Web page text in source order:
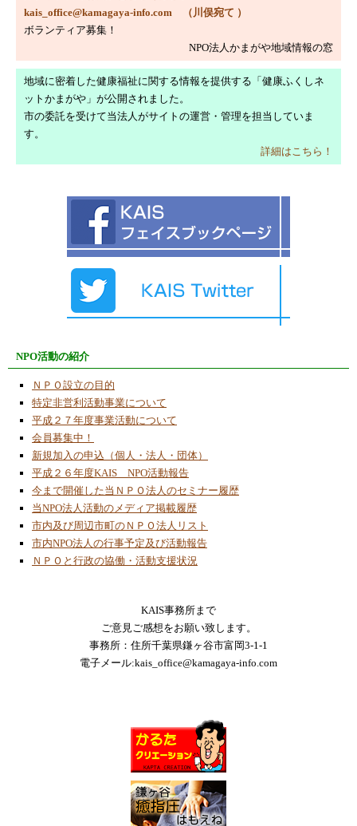
ＯＴＴＯロボット拡張機能搭載
令和５年度事業活動について
2023/6/10
令和４年度ＮＰＯ法人かまがや地域情報の窓
活動報告
令和４年度貸借対照表公告
今月のコラム「転入超過」
ＯＴＴＯヒューマノイドロボット他２台を掲
２０２３年度ロボット工作教室の受講者募
2023/4/3
ＯＴＴＯヒューマノイドロボット（拡張機能
版）
2023/3/3
読者投稿「地球温暖化対策及び環境問題
（その１）」
2023/3/3
補足資料「地球温暖化対策及び環境問題
（その２）」
2023/1/20
ＯＴＴＯロボットの組立製作と動作確認
フォバークラフト模型製作の進化過程を掲載
フォバークラフト模型製作進化の過程
テアリング４輪車ロボット」の無線操縦講座
２０２２年８月７日 中央公民館主催 青少
年育成講座「デジタル・ワークショップ」開
kais_office@kamagaya-info.com （川俣宛て ）
ボランティア募集！
NPO法人かまがや地域情報の窓
地域に密着した健康福祉に関する情報を提供する「健康ふくしネ
ットかまがや」が公開されました。
市の委託を受けて当法人がサイトの運営・管理を担当していま
す。
詳細はこちら！
NPO活動の紹介
ＮＰＯ設立の目的
特定非営利活動事業について
平成２７年度事業活動について
会員募集中！
新規加入の申込（個人・法人・団体）
平成２６年度KAIS NPO活動報告
今まで開催した当ＮＰＯ法人のセミナー履歴
当NPO法人活動のメディア掲載履歴
市内及び周辺市町のＮＰＯ法人リスト
市内NPO法人の行事予定及び活動報告
ＮＰＯと行政の協働・活動支援状況
KAIS事務所まで
ご意見ご感想をお願い致します。
事務所：住所千葉県鎌ヶ谷市富岡3-1-1
電子メール:kais_office@kamagaya-info.com